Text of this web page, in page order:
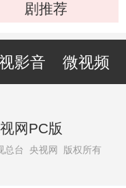
剧推荐
影音 微视频
网PC版
总台 央视网 版权所有